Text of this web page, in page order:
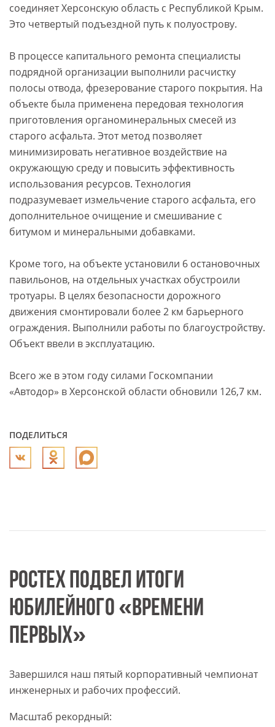
соединяет Херсонскую область с Республикой Крым.
Это четвертый подъездной путь к полуострову.
В процессе капитального ремонта специалисты
подрядной организации выполнили расчистку
полосы отвода, фрезерование старого покрытия. На
объекте была применена передовая технология
приготовления органоминеральных смесей из
старого асфальта. Этот метод позволяет
минимизировать негативное воздействие на
окружающую среду и повысить эффективность
использования ресурсов. Технология
подразумевает измельчение старого асфальта, его
дополнительное очищение и смешивание с
битумом и минеральными добавками.
Кроме того, на объекте установили 6 остановочных
павильонов, на отдельных участках обустроили
тротуары. В целях безопасности дорожного
движения смонтировали более 2 км барьерного
ограждения. Выполнили работы по благоустройству.
Объект ввели в эксплуатацию.
Всего же в этом году силами Госкомпании
«Автодор» в Херсонской области обновили 126,7 км.
ПОДЕЛИТЬСЯ
РОСТЕХ ПОДВЕЛ ИТОГИ
ЮБИЛЕЙНОГО «ВРЕМЕНИ
ПЕРВЫХ»
Завершился наш пятый корпоративный чемпионат
инженерных и рабочих профессий.
Масштаб рекордный: